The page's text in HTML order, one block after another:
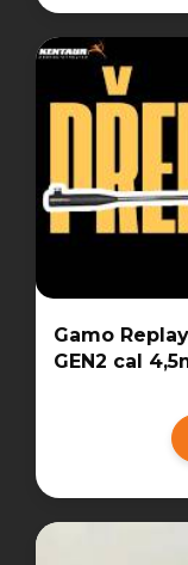
Gamo
GEN2 cal